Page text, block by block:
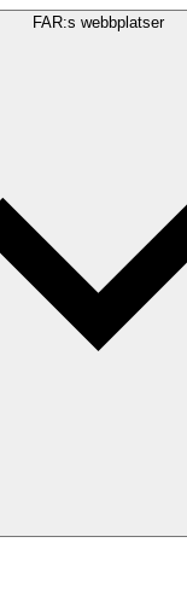
FAR:s webbplatser